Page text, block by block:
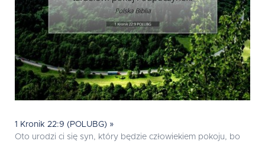
1 Kronik 22:9 (POLUBG) »
Oto urodzi ci się syn, który będzie człowiekiem pokoju, bo